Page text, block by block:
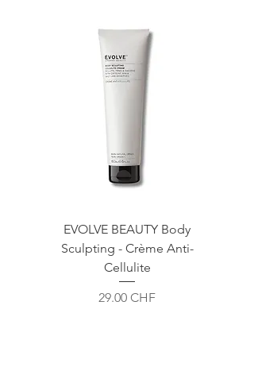
EVOLVE BEAUTY Body
Sculpting - Crème Anti-
Cellulite
Prix
29.00 CHF